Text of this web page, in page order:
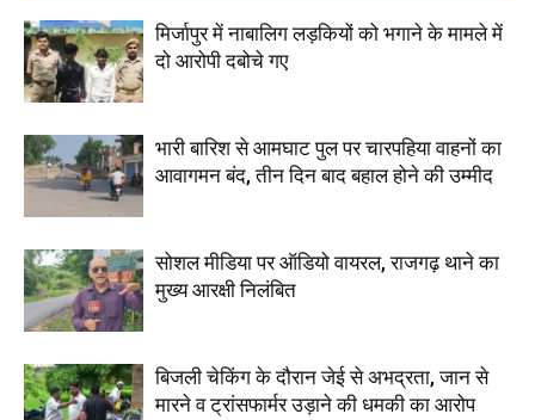
मिर्जापुर में नाबालिग लड़कियों को भगाने के मामले में
दो आरोपी दबोचे गए
भारी बारिश से आमघाट पुल पर चारपहिया वाहनों का
आवागमन बंद, तीन दिन बाद बहाल होने की उम्मीद
सोशल मीडिया पर ऑडियो वायरल, राजगढ़ थाने का
मुख्य आरक्षी निलंबित
बिजली चेकिंग के दौरान जेई से अभद्रता, जान से
मारने व ट्रांसफार्मर उड़ाने की धमकी का आरोप